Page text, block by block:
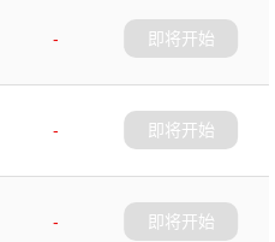
-
即将开始
-
即将开始
-
即将开始